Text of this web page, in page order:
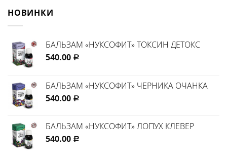
НОВИНКИ
БАЛЬЗАМ «НУКСОФИТ» ТОКСИН ДЕТОКС
540.00 Р
БАЛЬЗАМ «НУКСОФИТ» ЧЕРНИКА ОЧАНКА
540.00 Р
БАЛЬЗАМ «НУКСОФИТ» ЛОПУХ КЛЕВЕР
540.00 Р